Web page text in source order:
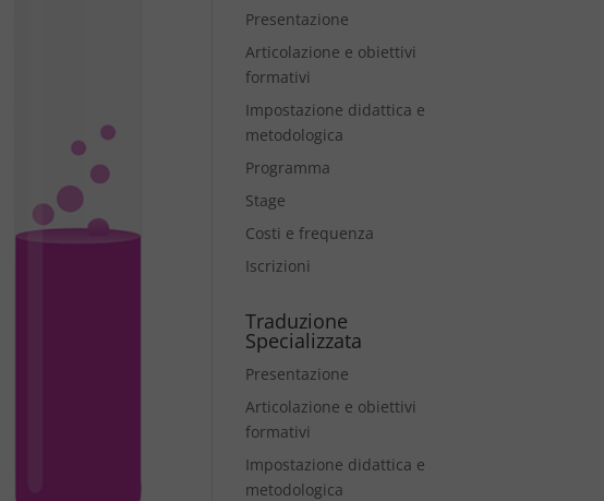
Presentazione
Articolazione e obiettivi
formativi
Impostazione didattica e
metodologica
Programma
Stage
Costi e frequenza
Iscrizioni
Traduzione
Specializzata
Presentazione
Articolazione e obiettivi
formativi
Impostazione didattica e
metodologica